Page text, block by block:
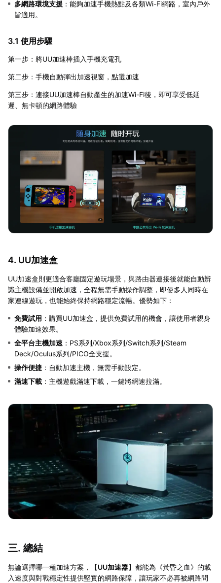
多網路環境支援 ：能夠加速手機熱點及各類Wi-Fi網路，室內戶外
皆適用。
3.1 使用步驟
第一步：將UU加速棒插入手機充電孔
第二步：手機自動彈出加速視窗，點選加速
第三步：連接UU加速棒自動產生的加速Wi-Fi後，即可享受低延
遲、無卡頓的網路體驗
4. UU加速盒
UU加速盒則更適合客廳固定遊玩場景，與路由器連接後就能自動辨
識主機設備並開啟加速，全程無需手動操作調整，即使多人同時在
家連線遊玩，也能始終保持網路穩定流暢。優勢如下：
免費試用 ：購買UU加速盒，提供免費試用的機會，讓使用者親身
體驗加速效果。
全平台主機加速 ：PS系列/Xbox系列/Switch系列/Steam
Deck/Oculus系列/PICO全支援。
操作便捷 ：自動加速主機，無需手動設定。
滿速下載 ：主機遊戲滿速下載，一鍵將網速拉滿。
三. 總結
無論選擇哪一種加速方案，【UU加速器】都能為《黃昏之血》的載
入速度與對戰穩定性提供堅實的網路保障，讓玩家不必再被網路問